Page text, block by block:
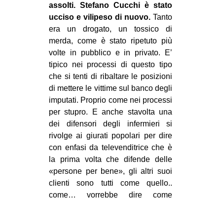
AMERICHE
ESTREMO ORIENTE
EUROPA
MEDIO ORIENTE
MONDO
EVENTI
in
bsky
assolti. Stefano Cucchi è stato
ucciso e vilipeso di nuovo. Tanto
era un drogato, un tossico di
merda, come è stato ripetuto più
volte in pubblico e in privato. E’
tipico nei processi di questo tipo
che si tenti di ribaltare le posizioni
di mettere le vittime sul banco degli
imputati. Proprio come nei processi
per stupro. E anche stavolta una
dei difensori degli infermieri si
rivolge ai giurati popolari per dire
con enfasi da televenditrice che è
la prima volta che difende delle
«persone per bene», gli altri suoi
clienti sono tutti come quello..
come… vorrebbe dire come